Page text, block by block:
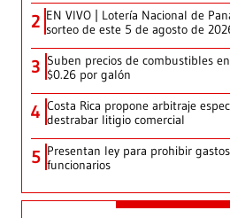
2 EN VIVO | Lotería Nacional de
sorteo de este 5 de agosto de
3 Suben precios de combustibles
$0.26 por galón
4 Costa Rica propone arbitraje
destrabar litigio comercial
5 Presentan ley para prohibir
funcionarios